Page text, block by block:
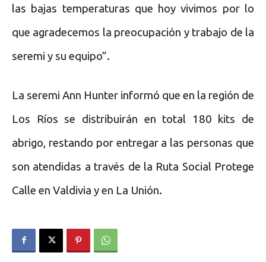
las bajas temperaturas que hoy vivimos por lo
que agradecemos la preocupación y trabajo de la
seremi y su equipo”.
La seremi Ann Hunter informó que en la región de
Los Ríos se distribuirán en total 180 kits de
abrigo, restando por entregar a las personas que
son atendidas a través de la Ruta Social Protege
Calle en Valdivia y en La Unión.